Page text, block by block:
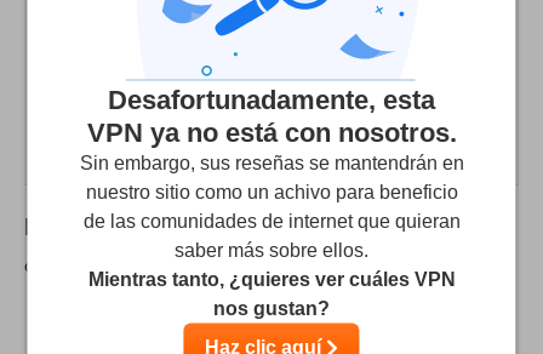
Evaluamos a los proveedores a través de pruebas
e investigaciones rigurosas, pero también
tenemos en cuenta tus comentarios y nuestra
comisión de afiliados con los proveedores.
Algunos proveedores forman parte de nuestra
empresa matriz.Saber más
Doublehop.meOpiniones de usuarios
opiniones de los usuarios no están verificadas)
2.0 En base a
en 1 idiomas
Desafortunadamente, esta
VPN ya no está con nosotros.
Sin embargo, sus reseñas se mantendrán en
nuestro sitio como un achivo para beneficio
de las comunidades de internet que quieran
saber más sobre ellos.
Mientras tanto, ¿quieres ver cuáles VPN
nos gustan?
Haz clic aquí